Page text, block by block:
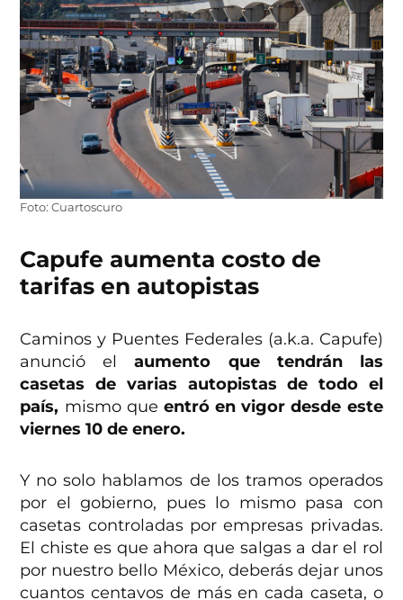
Foto: Cuartoscuro
Capufe aumenta costo de
tarifas en autopistas
Caminos y Puentes Federales (a.k.a. Capufe)
anunció elaumento que tendrán las
casetas de varias autopistas de todo el
país, mismo que entró en vigor desde este
viernes 10 de enero.
Y no solo hablamos de los tramos operados
por el gobierno, pues lo mismo pasa con
casetas controladas por empresas privadas.
El chiste es que ahora que salgas a dar el rol
por nuestro bello México, deberás dejar unos
cuantos centavos de más en cada caseta, o